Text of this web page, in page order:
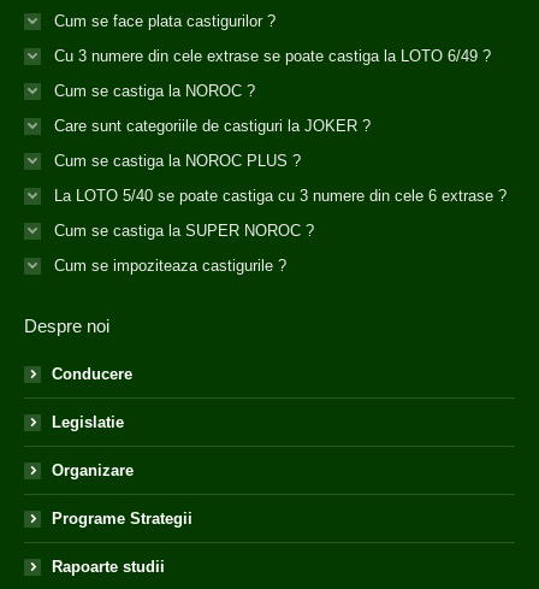
Cum se face plata castigurilor ?
Cu 3 numere din cele extrase se poate castiga la LOTO 6/49 ?
Cum se castiga la NOROC ?
Care sunt categoriile de castiguri la JOKER ?
Cum se castiga la NOROC PLUS ?
La LOTO 5/40 se poate castiga cu 3 numere din cele 6 extrase ?
Cum se castiga la SUPER NOROC ?
Cum se impoziteaza castigurile ?
Despre noi
Conducere
Legislatie
Organizare
Programe Strategii
Rapoarte studii